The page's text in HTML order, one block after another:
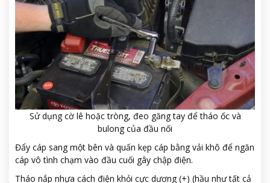
Sử dụng cờ lê hoặc tròng, đeo găng tay để tháo ốc và
bulong của đầu nối
Đẩy cáp sang một bên và quấn kẹp cáp bằng vải khô để ngăn
cáp vô tình chạm vào đầu cuối gây chập điện.
Tháo nắp nhựa cách điện khỏi cực dương (+) (hầu như tất cả